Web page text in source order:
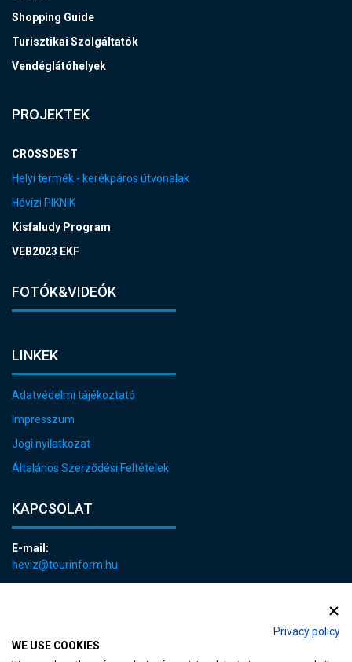
Privacy policy
WE USE COOKIES
Shopping Guide
Turisztikai Szolgáltatók
Vendéglátóhelyek
PROJEKTEK
CROSSDEST
Helyi termék - kerékpáros útvonalak
Hévízi PIKNIK
Kisfaludy Program
VEB2023 EKF
FOTÓK&VIDEÓK
LINKEK
Adatvédelmi tájékoztató
Impresszum
Jogi nyilatkozat
Általános Szerződési Feltételek
KAPCSOLAT
E-mail:
heviz@tourinform.hu